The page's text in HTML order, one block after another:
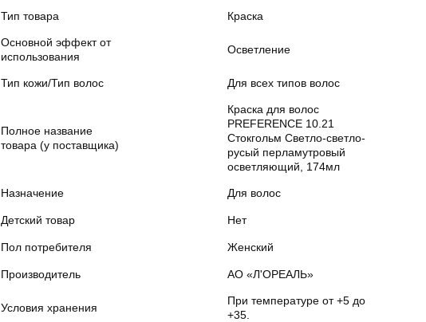
Тип товара Краска
Основной эффект от
использования
Осветление
Тип кожи/Тип волос Для всех типов волос
Полное название
товара (у поставщика)
Краска для волос
PREFERENCE 10.21
Стокгольм Светло-светло-
русый перламутровый
осветляющий, 174мл
Назначение Для волос
Детский товар Нет
Пол потребителя Женский
Производитель АО «Л'ОРЕАЛЬ»
Условия хранения
При температуре от +5 до
+35.